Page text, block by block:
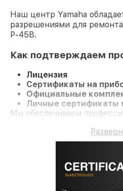
Наш центр Yamaha
разрешениями для
P-45B.
Как подтверждаем
Лицензия
Сертификаты на
Официальные
Личные сертификаты
Мы обеспечиваем